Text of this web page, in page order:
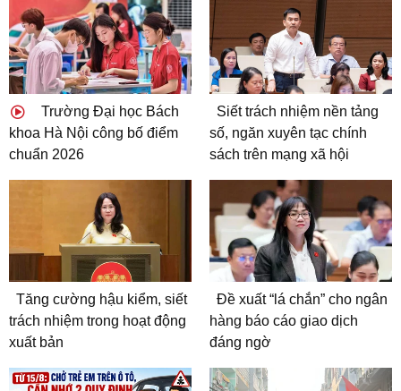
Trường Đại học Bách
khoa Hà Nội công bố điểm
chuẩn 2026
Siết trách nhiệm nền tảng
số, ngăn xuyên tạc chính
sách trên mạng xã hội
Tăng cường hậu kiểm, siết
trách nhiệm trong hoạt động
xuất bản
Đề xuất “lá chắn” cho ngân
hàng báo cáo giao dịch
đáng ngờ